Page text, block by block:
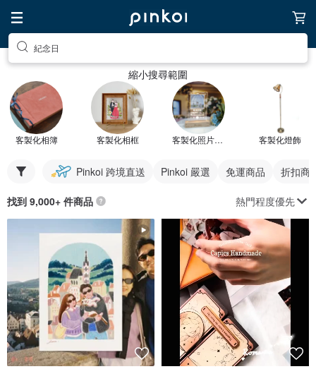
紀念日
縮小搜尋範圍
客製化相簿 客製化相框 客製化照片禮物 客製化燈飾
Pinkoi 跨境直送 Pinkoi 嚴選 免運商品 折扣商
找到 9,000+ 件商品 熱門程度優先